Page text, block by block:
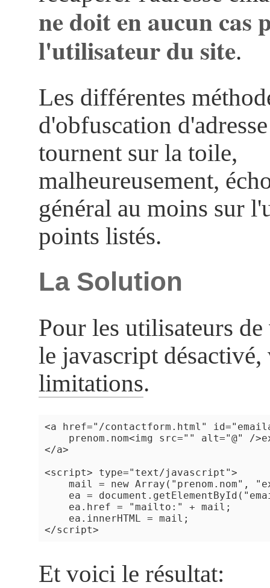
ne doit en aucun cas
l'utilisateur du site.
Les différentes
d'obfuscation
tournent sur la toile,
malheureusement,
général au moins sur
points listés.
La Solution
Pour les utilisateurs
le javascript
limitations.
<a href="/contactform.html"
prenom.nom<img src="" alt="@" /
</a>
<script> type="text/javascript">
mail = new Array("prenom.nom",
ea =
    ea.href = "mailto:" + mail;
    ea.innerHTML = mail;
Et voici le résultat: